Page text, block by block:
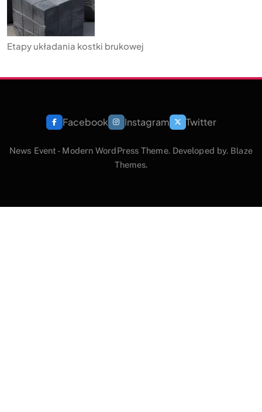
Etapy układania kostki brukowej
Facebook Instagram Twitter
News Event - Modern WordPress Theme. Developed by. Blaze
Themes.